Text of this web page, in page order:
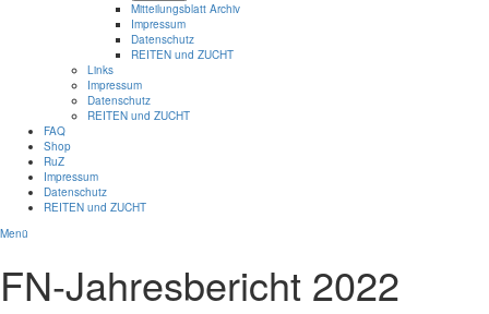
Mitteilungsblatt Archiv
Impressum
Datenschutz
REITEN und ZUCHT
Links
Impressum
Datenschutz
REITEN und ZUCHT
FAQ
Shop
RuZ
Impressum
Datenschutz
REITEN und ZUCHT
Menü
FN-Jahresbericht 2022